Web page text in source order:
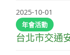
2025-10-01
年會活動
台北市交通